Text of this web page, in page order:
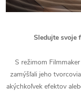
Sledujte svoje
S režimom
zamýšľali jeho
akýchkoľvek efektov